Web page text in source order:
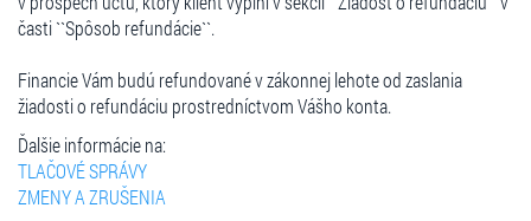
časti ``Spôsob refundácie``.
Financie Vám budú refundované v zákonnej lehote od zaslania
žiadosti o refundáciu prostredníctvom Vášho konta.
Ďalšie informácie na:
TLAČOVÉ SPRÁVY
ZMENY A ZRUŠENIA